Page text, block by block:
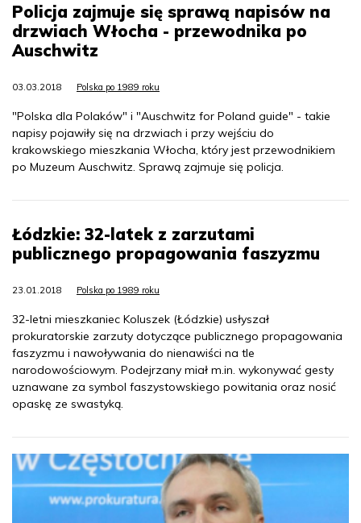
Policja zajmuje się sprawą napisów na
drzwiach Włocha - przewodnika po
Auschwitz
03.03.2018 Polska po 1989 roku
"Polska dla Polaków" i "Auschwitz for Poland guide" - takie
napisy pojawiły się na drzwiach i przy wejściu do
krakowskiego mieszkania Włocha, który jest przewodnikiem
po Muzeum Auschwitz. Sprawą zajmuje się policja.
Łódzkie: 32-latek z zarzutami
publicznego propagowania faszyzmu
23.01.2018 Polska po 1989 roku
32-letni mieszkaniec Koluszek (Łódzkie) usłyszał
prokuratorskie zarzuty dotyczące publicznego propagowania
faszyzmu i nawoływania do nienawiści na tle
narodowościowym. Podejrzany miał m.in. wykonywać gesty
uznawane za symbol faszystowskiego powitania oraz nosić
opaskę ze swastyką.